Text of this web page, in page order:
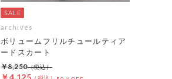
archives
ボリュームフリルチュールティア
ードスカート
￥4,125
￥8,250